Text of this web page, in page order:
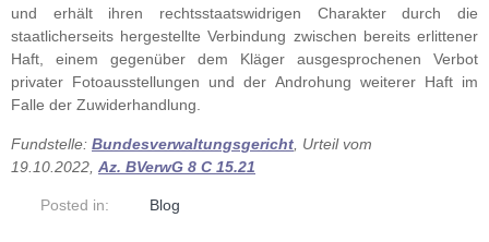
und erhält ihren rechtsstaatswidrigen Charakter durch die
staatlicherseits hergestellte Verbindung zwischen bereits erlittener
Haft, einem gegenüber dem Kläger ausgesprochenen Verbot
privater Fotoausstellungen und der Androhung weiterer Haft im
Falle der Zuwiderhandlung.
Fundstelle: Bundesverwaltungsgericht , Urteil vom
19.10.2022, Az. BVerwG 8 C 15.21
Posted in: Blog